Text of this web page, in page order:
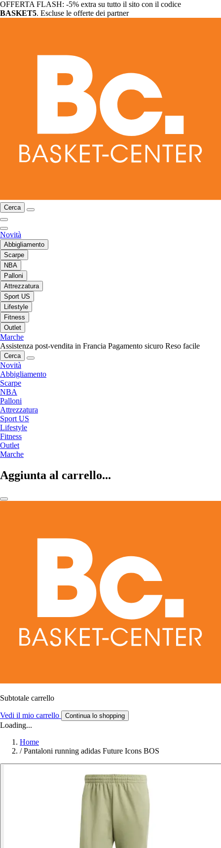
OFFERTA FLASH: -5% extra su tutto il sito con il codice
BASKET5. Escluse le offerte dei partner
Cerca
Novità
Abbigliamento
Scarpe
NBA
Palloni
Attrezzatura
Sport US
Lifestyle
Fitness
Outlet
Marche
Assistenza post-vendita in Francia Pagamento sicuro Reso facile
Cerca
Novità
Abbigliamento
Scarpe
NBA
Palloni
Attrezzatura
Sport US
Lifestyle
Fitness
Outlet
Marche
Aggiunta al carrello...
Subtotale carrello
Vedi il mio carrello Continua lo shopping
Loading...
Home
/ Pantaloni running adidas Future Icons BOS